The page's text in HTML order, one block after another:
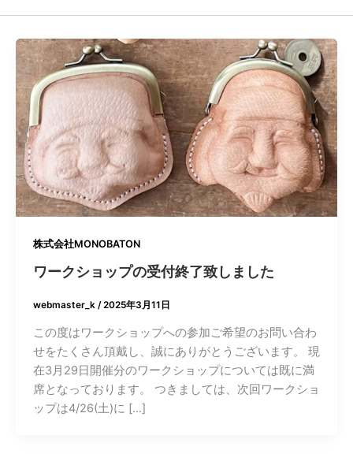
株式会社MONOBATON
ワークショップの受付終了致しました
webmaster_k/2025年3月11日
この度はワークショップへの参加ご希望のお問い合わ
せをたくさん頂戴し、誠にありがとうございます。 現
在3月29日開催分のワークショップについては既に満
席となっております。 つきましては、次回ワークショ
ップは4/26(土)に […]